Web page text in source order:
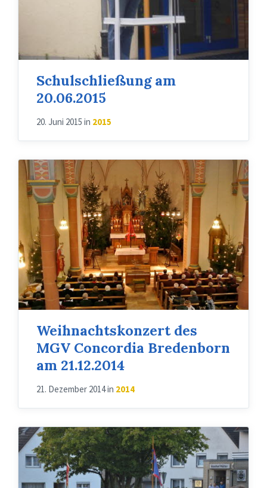
Schulschließung am
20.06.2015
20. Juni 2015 in 2015
Weihnachtskonzert des
MGV Concordia Bredenborn
am 21.12.2014
21. Dezember 2014in 2014